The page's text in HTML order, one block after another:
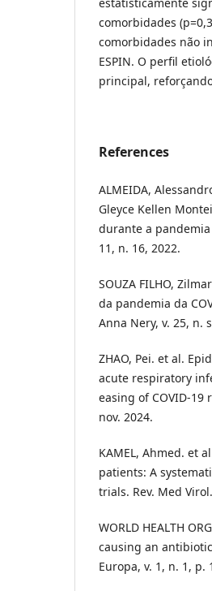
estatisticamente
comorbidades
comorbidades não
ESPIN. O perfil
principal,
References
ALMEIDA,
Gleyce Kellen
durante a pandemia
11, n. 16, 2022.
SOUZA FILHO,
da pandemia da
Anna Nery, v. 25, n.
ZHAO, Pei. et al.
acute respiratory
easing of
nov. 2024.
KAMEL, Ahmed. et
patients: A
trials. Rev. Med
WORLD HEALTH
causing an
Europa, v. 1, n. 1, p.